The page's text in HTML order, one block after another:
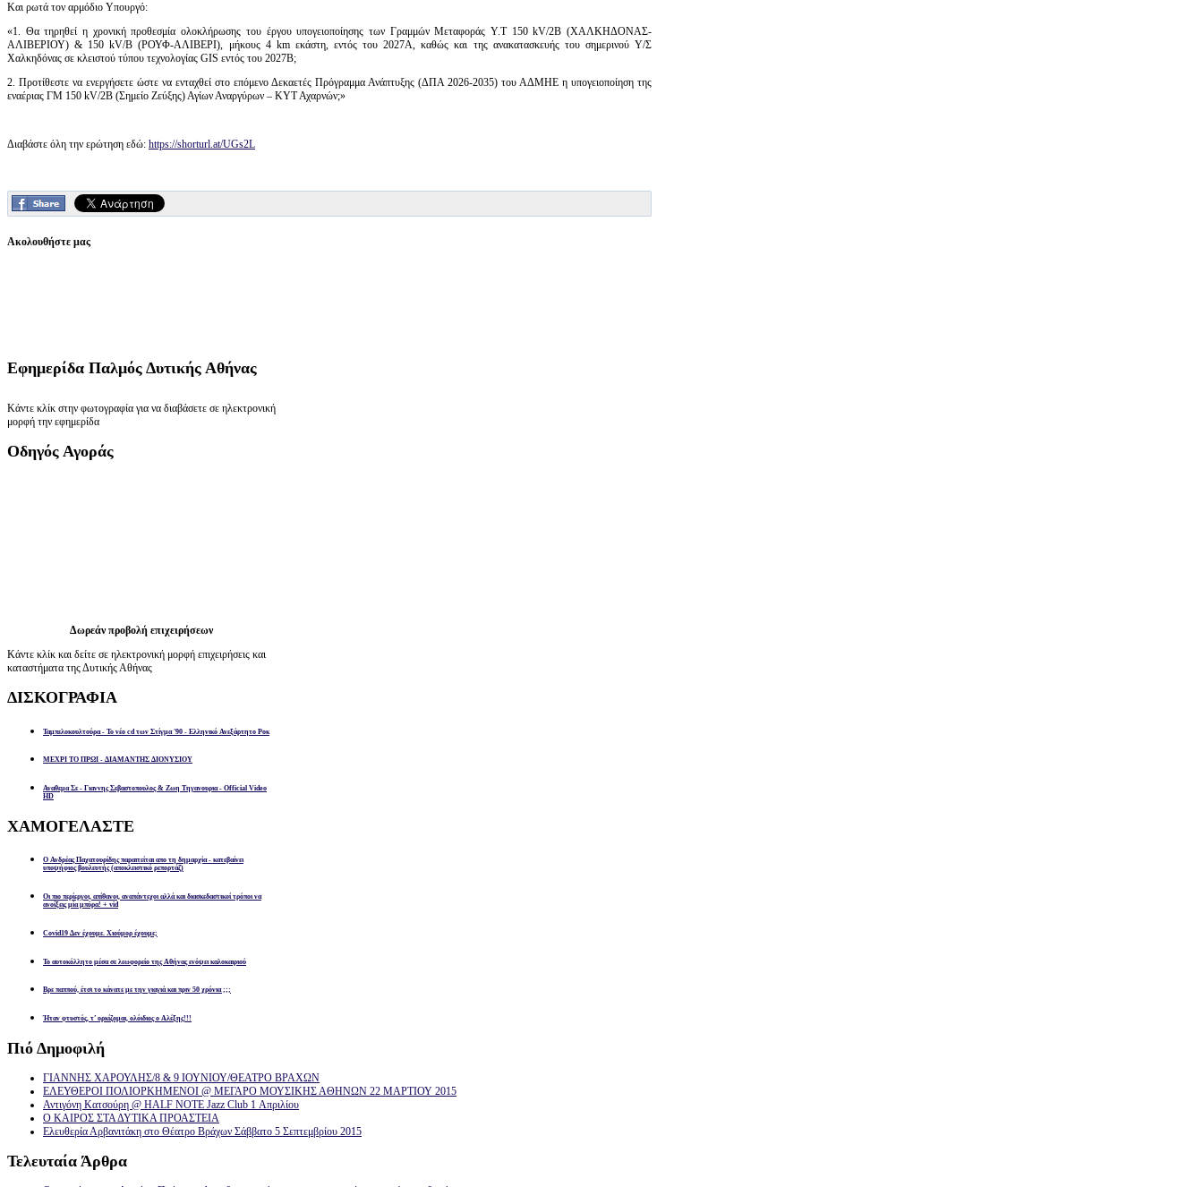
Και ρωτά τον αρμόδιο Υπουργό:
«1. Θα τηρηθεί η χρονική προθεσμία ολοκλήρωσης του έργου υπογειοποίησης των Γραμμών Μεταφοράς Υ.Τ 150 kV/2Β (ΧΑΛΚΗΔΟΝΑΣ-
ΑΛΙΒΕΡΙΟΥ) & 150 kV/Β (ΡΟΥΦ-ΑΛΙΒΕΡΙ), μήκους 4 km εκάστη, εντός του 2027Α, καθώς και της ανακατασκευής του σημερινού Υ/Σ
Χαλκηδόνας σε κλειστού τύπου τεχνολογίας GIS εντός του 2027Β;
2. Προτίθεστε να ενεργήσετε ώστε να ενταχθεί στο επόμενο Δεκαετές Πρόγραμμα Ανάπτυξης (ΔΠΑ 2026-2035) του ΑΔΜΗΕ η υπογειοποίηση της
εναέριας ΓΜ 150 kV/2Β (Σημείο Ζεύξης) Αγίων Αναργύρων – ΚΥΤ Αχαρνών;»
Διαβάστε όλη την ερώτηση εδώ: https://shorturl.at/UGs2L
Ακολουθήστε μας
Εφημερίδα Παλμός Δυτικής Αθήνας
Κάντε κλίκ στην φωτογραφία για να διαβάσετε σε ηλεκτρονική
μορφή την εφημερίδα
Οδηγός Αγοράς
Δωρεάν προβολή επιχειρήσεων
Κάντε κλίκ και δείτε σε ηλεκτρονική μορφή επιχειρήσεις και
καταστήματα της Δυτικής Αθήνας
ΔΙΣΚΟΓΡΑΦΙΑ
Ταμπελοκουλτούρα - Το νέο cd των Στίγμα '90 - Ελληνικό Ανεξάρτητο Ροκ
ΜΕΧΡΙ ΤΟ ΠΡΩΙ - ΔΙΑΜΑΝΤΗΣ ΔΙΟΝΥΣΙΟΥ
Αναθεμα Σε - Γιαννης Σεβαστοπουλος & Ζωη Τηγανουρια - Official Video
HD
ΧΑΜΟΓΕΛΑΣΤΕ
Ο Ανδρέας Παχατουρίδης παραιτείται απο τη δημαρχία - κατεβαίνει
υποψήφιος βουλευτής (αποκλειστικό ρεπορτάζ)
Οι πιο περίεργοι, απίθανοι, αναπάντεχοι αλλά και διασκεδαστικοί τρόποι να
ανοίξεις μία μπύρα! + vid
Covid19 Δεν έχουμε. Χιούμορ έχουμε;
Το αυτοκόλλητο μέσα σε λεωφορείο της Αθήνας ενόψει καλοκαιριού
Βρε παππού, έτσι το κάνατε με την γιαγιά και πριν 50 χρόνια ;;;
Ήταν φτυστός, τ’ ορκίζομαι, ολόιδιος ο Αλέξης!!!
Πιό Δημοφιλή
ΓΙΑΝΝΗΣ ΧΑΡΟΥΛΗΣ/8 & 9 ΙΟΥΝΙΟΥ/ΘΕΑΤΡΟ ΒΡΑΧΩΝ
ΕΛΕΥΘΕΡΟΙ ΠΟΛΙΟΡΚΗΜΕΝΟΙ @ ΜΕΓΑΡΟ ΜΟΥΣΙΚΗΣ ΑΘΗΝΩΝ 22 ΜΑΡΤΙΟΥ 2015
Αντιγόνη Κατσούρη @ HALF NOTE Jazz Club 1 Απριλίου
Ο ΚΑΙΡΟΣ ΣΤΑ ΔΥΤΙΚΑ ΠΡΟΑΣΤΕΙΑ
Ελευθερία Αρβανιτάκη στο Θέατρο Βράχων Σάββατο 5 Σεπτεμβρίου 2015
Τελευταία Άρθρα